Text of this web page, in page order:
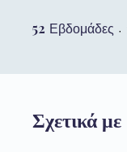
52 Εβδομάδες
Σχετικά με